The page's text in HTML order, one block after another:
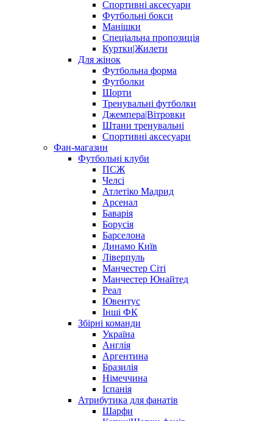
Спортивні аксесуари
Футбольні бокси
Манішки
Спеціальна пропозиція
Куртки|Жилети
Для жінок
Футбольна форма
Футболки
Шорти
Тренувальні футболки
Джемпера|Вітровки
Штани тренувальні
Спортивні аксесуари
Фан-магазин
Футбольні клуби
ПСЖ
Челсі
Атлетіко Мадрид
Арсенал
Баварія
Борусія
Барселона
Динамо Київ
Ліверпуль
Манчестер Сіті
Манчестер Юнайтед
Реал
Ювентус
Інші ФК
Збірні команди
Україна
Англія
Аргентина
Бразилія
Німеччина
Іспанія
Атрибутика для фанатів
Шарфи